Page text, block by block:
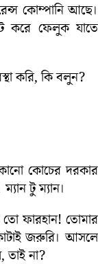
কোম্পানি আছে।
করে ফেলুক যাতে
করি, কি বলুন?
কোচের দরকার
টু ম্যান।
তো ফারহান! তোমার
জরুরি। আসলে
তাই না?